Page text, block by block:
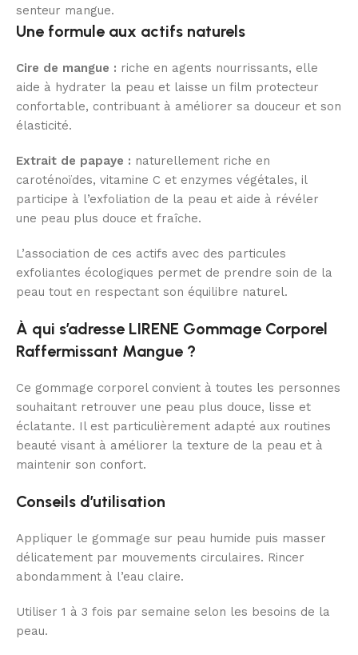
senteur mangue.
Une formule aux actifs naturels
Cire de mangue : riche en agents nourrissants, elle
aide à hydrater la peau et laisse un film protecteur
confortable, contribuant à améliorer sa douceur et son
élasticité.
Extrait de papaye : naturellement riche en
caroténoïdes, vitamine C et enzymes végétales, il
participe à l’exfoliation de la peau et aide à révéler
une peau plus douce et fraîche.
L’association de ces actifs avec des particules
exfoliantes écologiques permet de prendre soin de la
peau tout en respectant son équilibre naturel.
À qui s’adresse LIRENE Gommage Corporel
Raffermissant Mangue ?
Ce gommage corporel convient à toutes les personnes
souhaitant retrouver une peau plus douce, lisse et
éclatante. Il est particulièrement adapté aux routines
beauté visant à améliorer la texture de la peau et à
maintenir son confort.
Conseils d’utilisation
Appliquer le gommage sur peau humide puis masser
délicatement par mouvements circulaires. Rincer
abondamment à l’eau claire.
Utiliser 1 à 3 fois par semaine selon les besoins de la
peau.